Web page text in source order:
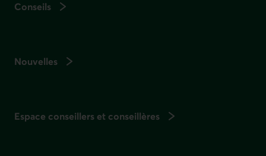
Conseils
Nouvelles
Espace conseillers et conseillères